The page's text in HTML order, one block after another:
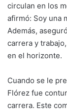
circulan en los
afirmó: Soy una
Además,
carrera y
en el horizonte.
Cuando se le
Flórez fue
carrera. Este